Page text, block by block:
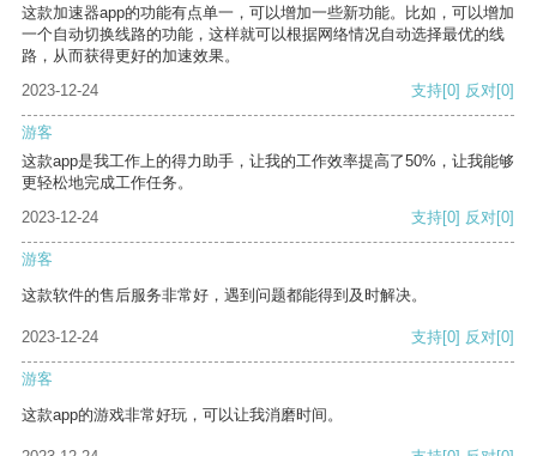
这款加速器app的功能有点单一，可以增加一些新功能。比如，可以增加
一个自动切换线路的功能，这样就可以根据网络情况自动选择最优的线
路，从而获得更好的加速效果。
2023-12-24
支持[0] 反对[0]
游客
这款app是我工作上的得力助手，让我的工作效率提高了50%，让我能够
更轻松地完成工作任务。
2023-12-24
支持[0] 反对[0]
游客
这款软件的售后服务非常好，遇到问题都能得到及时解决。
2023-12-24 支持[0] 反对[0]
游客
这款app的游戏非常好玩，可以让我消磨时间。